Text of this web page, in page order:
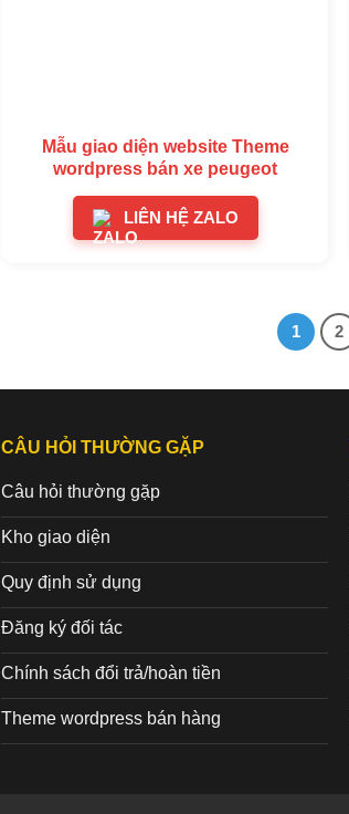
Mẫu giao diện website Theme
wordpress bán xe peugeot
LIÊN HỆ ZALO
1 2
CÂU HỎI THƯỜNG GẶP
Câu hỏi thường gặp
Kho giao diện
Quy định sử dụng
Đăng ký đối tác
Chính sách đổi trả/hoàn tiền
Theme wordpress bán hàng